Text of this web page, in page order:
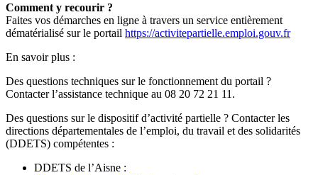
Comment y recourir ?
Faites vos démarches en ligne à travers un service entièrement
dématérialisé sur le portail https://activitepartielle.emploi.gouv.fr
En savoir plus :
Des questions techniques sur le fonctionnement du portail ?
Contacter l’assistance technique au 08 20 72 21 11.
Des questions sur le dispositif d’activité partielle ? Contacter les
directions départementales de l’emploi, du travail et des solidarités
(DDETS) compétentes :
DDETS de l’Aisne :